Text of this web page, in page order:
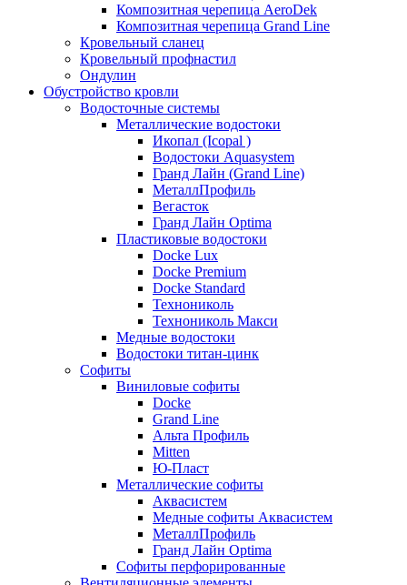
Композитная черепица AeroDek
Композитная черепица Grand Line
Кровельный сланец
Кровельный профнастил
Ондулин
Обустройство кровли
Водосточные системы
Металлические водостоки
Икопал (Icopal )
Водостоки Aquasystem
Гранд Лайн (Grand Line)
МеталлПрофиль
Вегасток
Гранд Лайн Optima
Пластиковые водостоки
Docke Lux
Docke Premium
Docke Standard
Технониколь
Технониколь Макси
Медные водостоки
Водостоки титан-цинк
Софиты
Виниловые софиты
Docke
Grand Line
Альта Профиль
Mitten
Ю-Пласт
Металлические софиты
Аквасистем
Медные софиты Аквасистем
МеталлПрофиль
Гранд Лайн Optima
Софиты перфорированные